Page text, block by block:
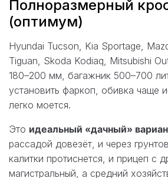
Полноразмерный
(оптимум)
Hyundai Tucson, Kia Sportage,
Tiguan, Skoda Kodiaq, Mitsubishi
180–200 мм, багажник 500–700
установить фаркоп, обивка чаще
легко моется.
Это идеальный «дачный»
рассадой довезёт, и через
калитки протиснется, и прицеп с
магистральный, а средний